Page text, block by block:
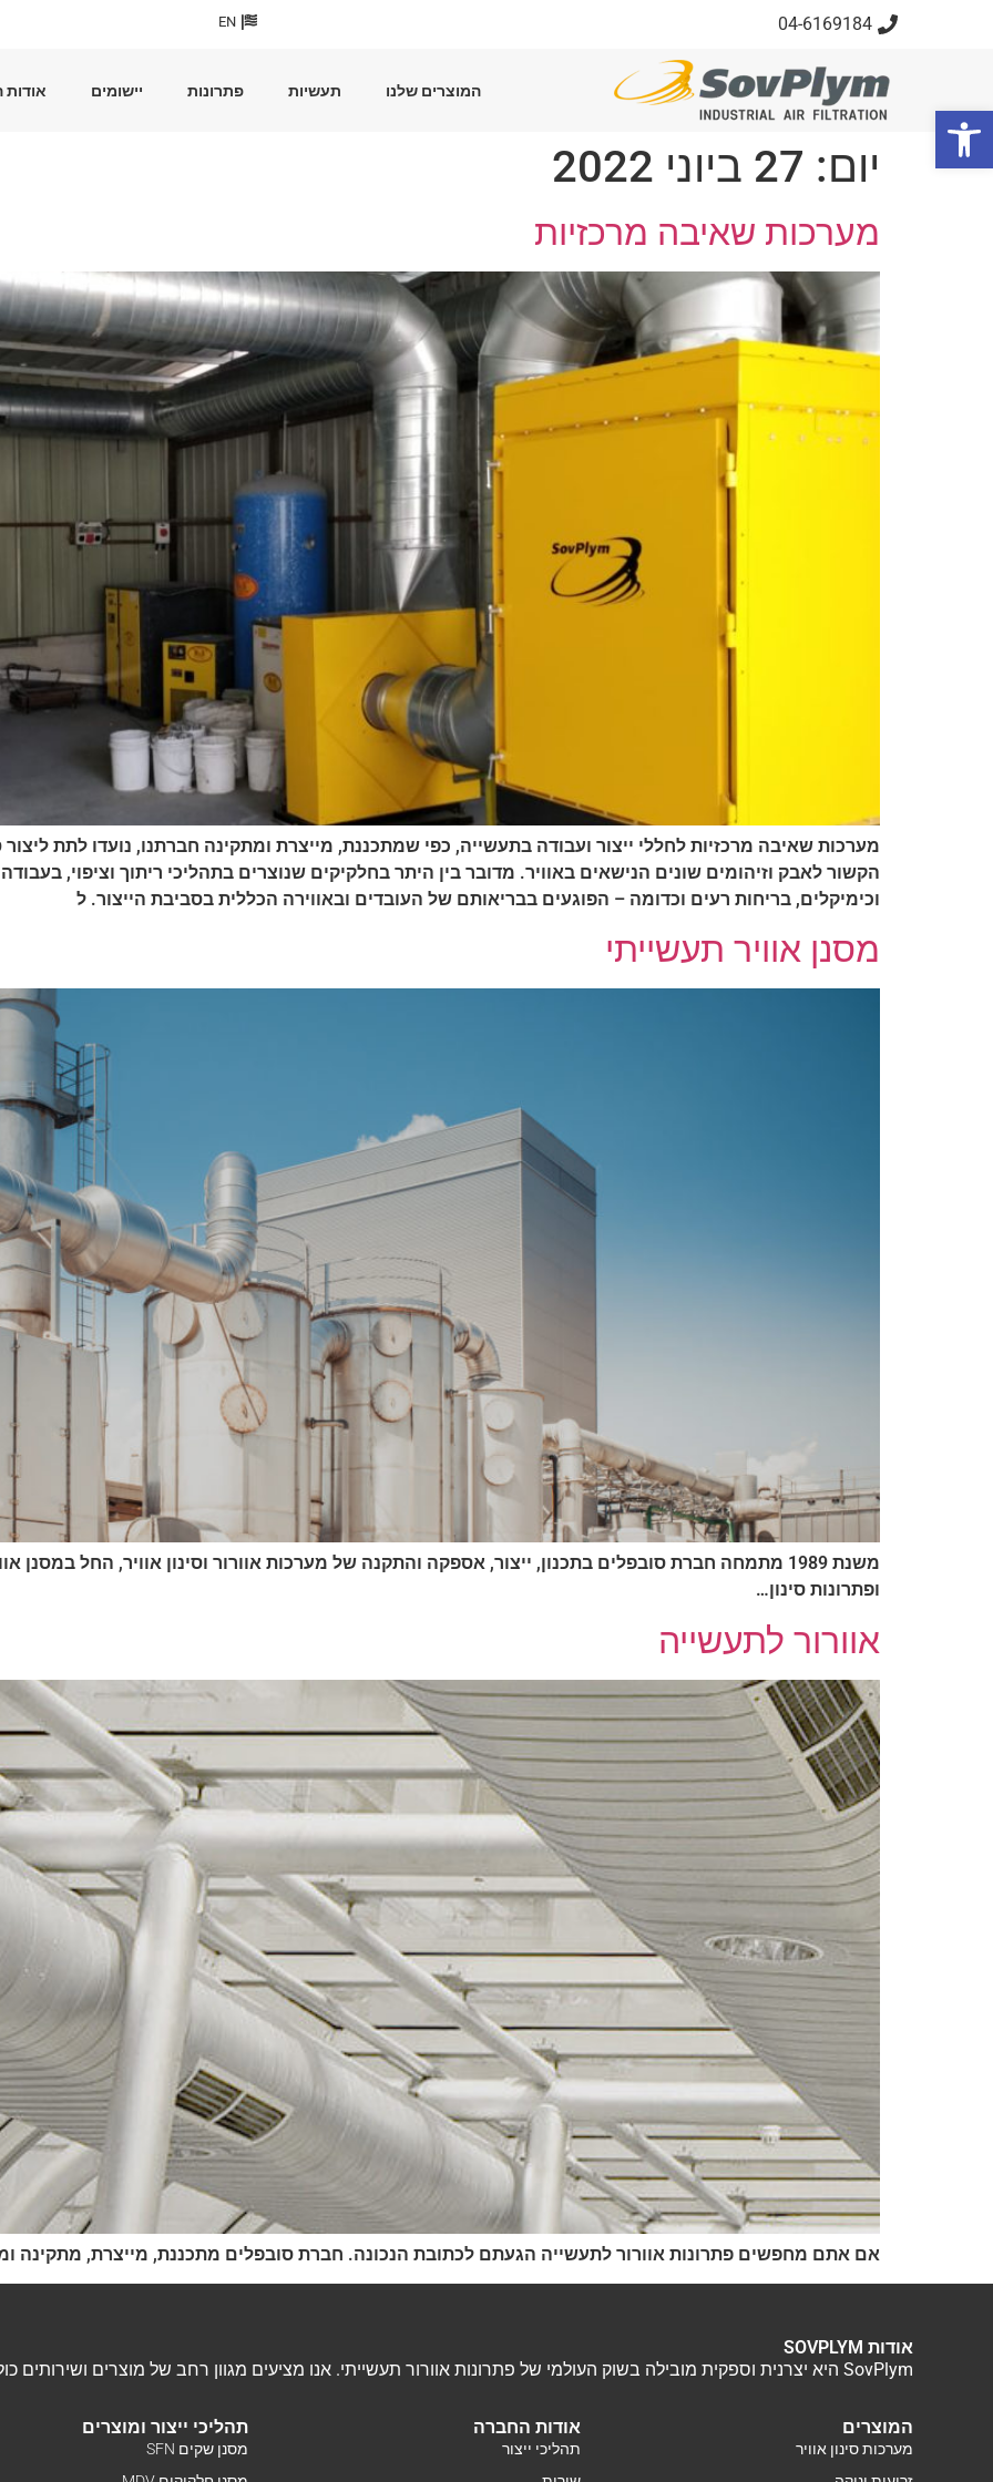
04-6169184
EN
המוצרים שלנו תעשיות פתרונות יישומים
יום: 27 ביוני 2022
מערכות שאיבה מרכזיות
מערכות שאיבה מרכזיות לחללי ייצור ועבודה בתעשייה, כפי שמתכננת, מייצרת ומתקינה חברתנו, נועדו לתת ליצור
הקשור לאבק וזיהומים שונים הנישאים באוויר. מדובר בין היתר בחלקיקים שנוצרים בתהליכי ריתוך וציפוי,
וכימיקלים, בריחות רעים וכדומה – הפוגעים בבריאותם של העובדים ובאווירה הכללית בסביבת הייצור. ל
מסנן אוויר תעשייתי
משנת 1989 מתמחה חברת סובפלים בתכנון, ייצור, אספקה והתקנה של מערכות אוורור וסינון אוויר, החל במסנן
ופתרונות סינון…
אוורור לתעשייה
אם אתם מחפשים פתרונות אוורור לתעשייה הגעתם לכתובת הנכונה. חברת סובפלים מתכננת, מייצרת, מתקינה
אודות SOVPLYM
SovPlym היא יצרנית וספקית מובילה בשוק העולמי של פתרונות אוורור תעשייתי. אנו מציעים מגוון רחב של מוצרים ושירותים כולל איפיון, תכנון, התקנה ושירות של מערכות אוורור.
המוצרים
מערכות סינון אוויר
אודות החברה
תהליכי ייצור
תהליכי ייצור ומוצרים
מסנן שקים SFN
פתח סרגל נגישות